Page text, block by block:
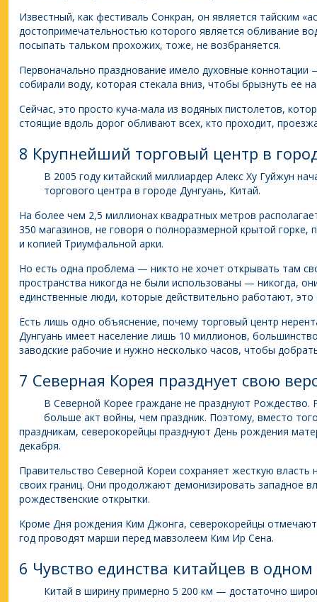
Известный, как фестиваль Сонкран, он является тайским
достопримечательностью которого является обливание
посыпать тальком прохожих, тоже, не возбраняется.
Первоначально празднование имело духовные
собирали воду, которая стекала вниз, чтобы брызнуть ее
Сейчас, это просто куча-мала из водяных пистолетов,
стоящие вдоль дорог обливают всех, кто проходит,
8 Крупнейший торговый центр в
В 2005 году китайский миллиардер Алекс Ху Гуйжун
торгового центра в городе Дунгуань, Китай.
На более чем 2,5 миллионах квадратных метров
350 магазинов, не говоря о полноразмерной крытой
и копией Триумфальной арки.
Но есть одна проблема — никто не хочет открывать там
пространства никогда не были использованы — никогда,
единственные люди, которые действительно работают, это
Есть лишь одно объяснение, почему торговый центр
Дунгуань имеет население лишь 10 миллионов,
заводские рабочие и нужно несколько часов, чтобы
7 Северная Корея празднует свою
В Северной Корее граждане не празднуют
больше акт войны, чем праздник. Поэтому, вместо
праздникам, северокорейцы празднуют День рождения
декабря.
Правительство Северной Кореи сохраняет жесткую власть
своих границ. Они продолжают демонизировать западное
рождественские открытки.
Кроме Дня рождения Ким Джонга, северокорейцы
год проводят марши перед мавзолеем Ким Ир Сена.
6 Чувство единства китайцев в
Китай в ширину примерно 5 200 км — достаточно